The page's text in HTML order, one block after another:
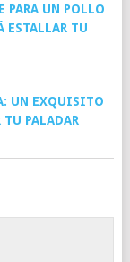
PARA UN POLLO
ESTALLAR TU
UN EXQUISITO
TU PALADAR